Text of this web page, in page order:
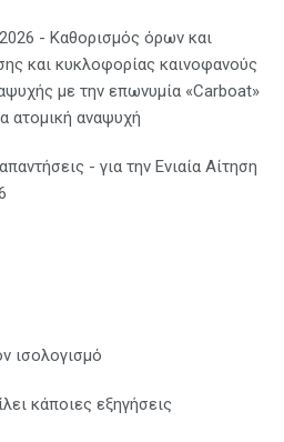
- Καθορισμός όρων και
και κυκλοφορίας καινοφανούς
με την επωνυμία «Carboat»
ατομική αναψυχή
- για την Ενιαία Αίτηση
ισολογισμό
κάποιες εξηγήσεις